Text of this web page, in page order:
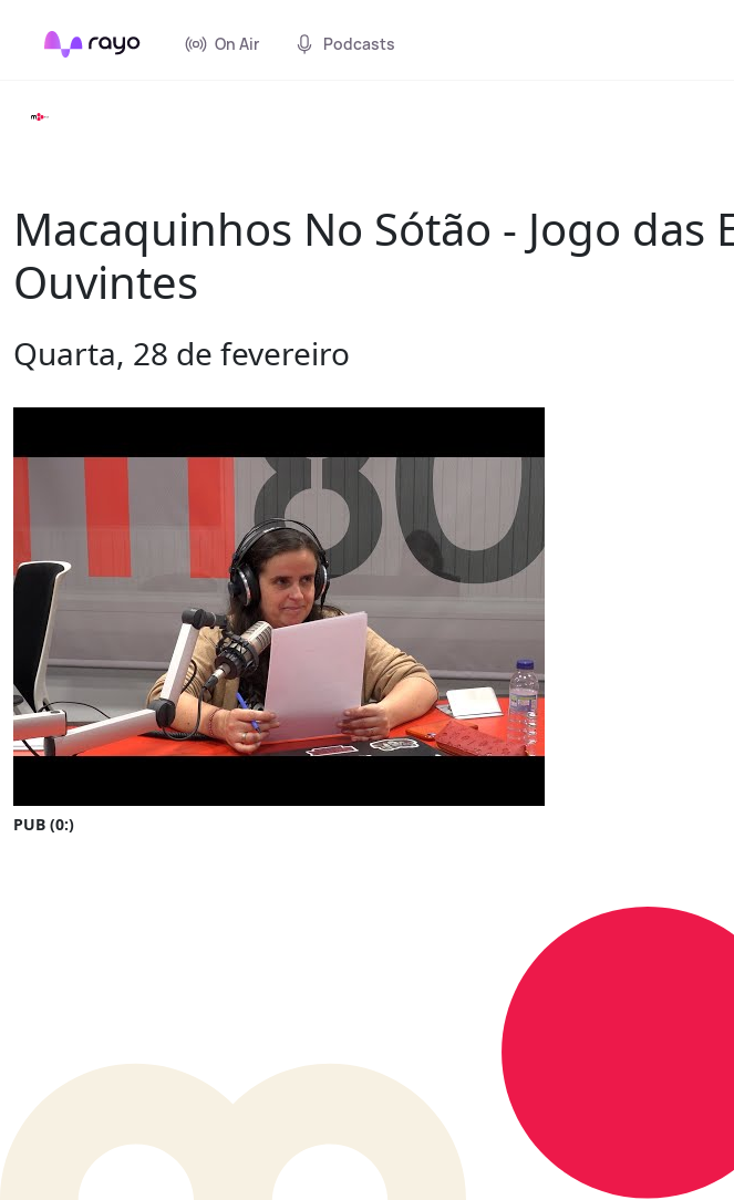
On Air Podcasts
Macaquinhos No Sótão - Jogo das
Ouvintes
Quarta, 28 de fevereiro
PUB (0:)